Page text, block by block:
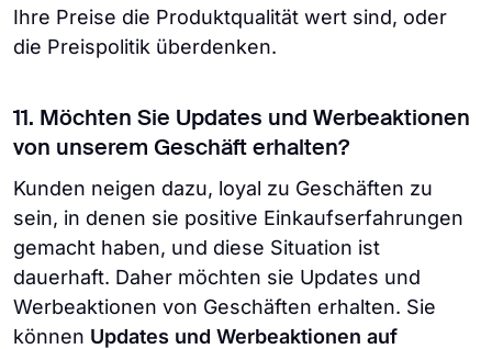
Ihre Preise die Produktqualität wert sind, oder
die Preispolitik überdenken.
11. Möchten Sie Updates und Werbeaktionen
von unserem Geschäft erhalten?
Kunden neigen dazu, loyal zu Geschäften zu
sein, in denen sie positive Einkaufserfahrungen
gemacht haben, und diese Situation ist
dauerhaft. Daher möchten sie Updates und
Werbeaktionen von Geschäften erhalten. Sie
können Updates und Werbeaktionen auf